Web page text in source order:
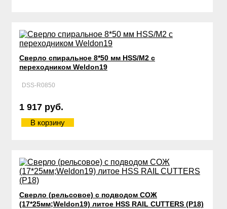
Сверло спиральное 8*50 мм HSS/М2 с
переходником Weldon19
DSS-R0850
1 917 руб.
В корзину
Сверло (рельсовое) с подводом СОЖ
(17*25мм;Weldon19) литое HSS RAIL CUTTERS (Р18)